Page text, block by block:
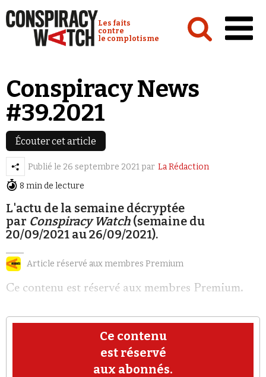
Conspiracy Watch :
Les faits
contre
le complotisme
Analyses
Conspipédia
Vidéos
Émissions
Revues de presse
Newsletter
Faire un don
Conspiracy News
#39.2021
Écouter cet article
Publié le 26 septembre 2021 par La Rédaction
8 min de lecture
L'actu de la semaine décryptée
par Conspiracy Watch (semaine du
20/09/2021 au 26/09/2021).
Article réservé aux membres Premium
Ce contenu est réservé aux membres Premium.
Ce contenu
est réservé
aux abonnés.